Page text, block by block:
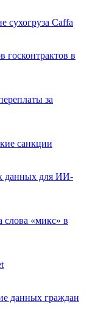
сухогруза Caffa
госконтрактов в
за
санкции
данных для ИИ-
слова «микс» в
данных граждан